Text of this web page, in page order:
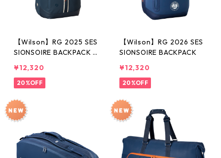
【Wilson】RG 2025 SES
SIONSOIRE BACKPACK D
¥12,320
20%OFF
【Wilson】RG 2026 SES
SIONSOIRE BACKPACK
¥12,320
20%OFF